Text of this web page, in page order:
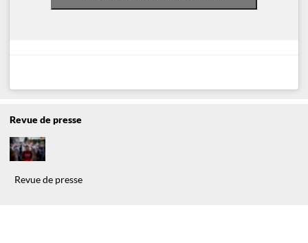
Revue de presse
Revue de presse